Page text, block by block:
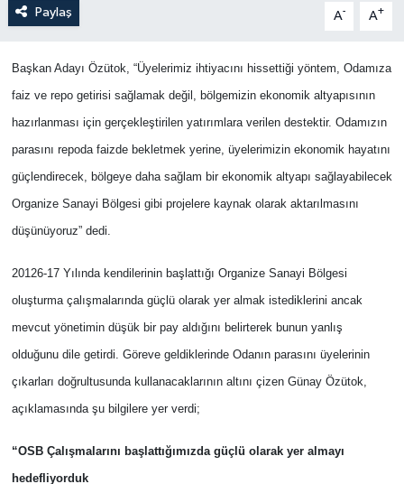
Paylaş A- A+
Başkan Adayı Özütok, “Üyelerimiz ihtiyacını hissettiği yöntem, Odamıza
faiz ve repo getirisi sağlamak değil, bölgemizin ekonomik altyapısının
hazırlanması için gerçekleştirilen yatırımlara verilen destektir. Odamızın
parasını repoda faizde bekletmek yerine, üyelerimizin ekonomik hayatını
güçlendirecek, bölgeye daha sağlam bir ekonomik altyapı sağlayabilecek
Organize Sanayi Bölgesi gibi projelere kaynak olarak aktarılmasını
düşünüyoruz” dedi.
20126-17 Yılında kendilerinin başlattığı Organize Sanayi Bölgesi
oluşturma çalışmalarında güçlü olarak yer almak istediklerini ancak
mevcut yönetimin düşük bir pay aldığını belirterek bunun yanlış
olduğunu dile getirdi. Göreve geldiklerinde Odanın parasını üyelerinin
çıkarları doğrultusunda kullanacaklarının altını çizen Günay Özütok,
açıklamasında şu bilgilere yer verdi;
“OSB Çalışmalarını başlattığımızda güçlü olarak yer almayı
hedefliyorduk